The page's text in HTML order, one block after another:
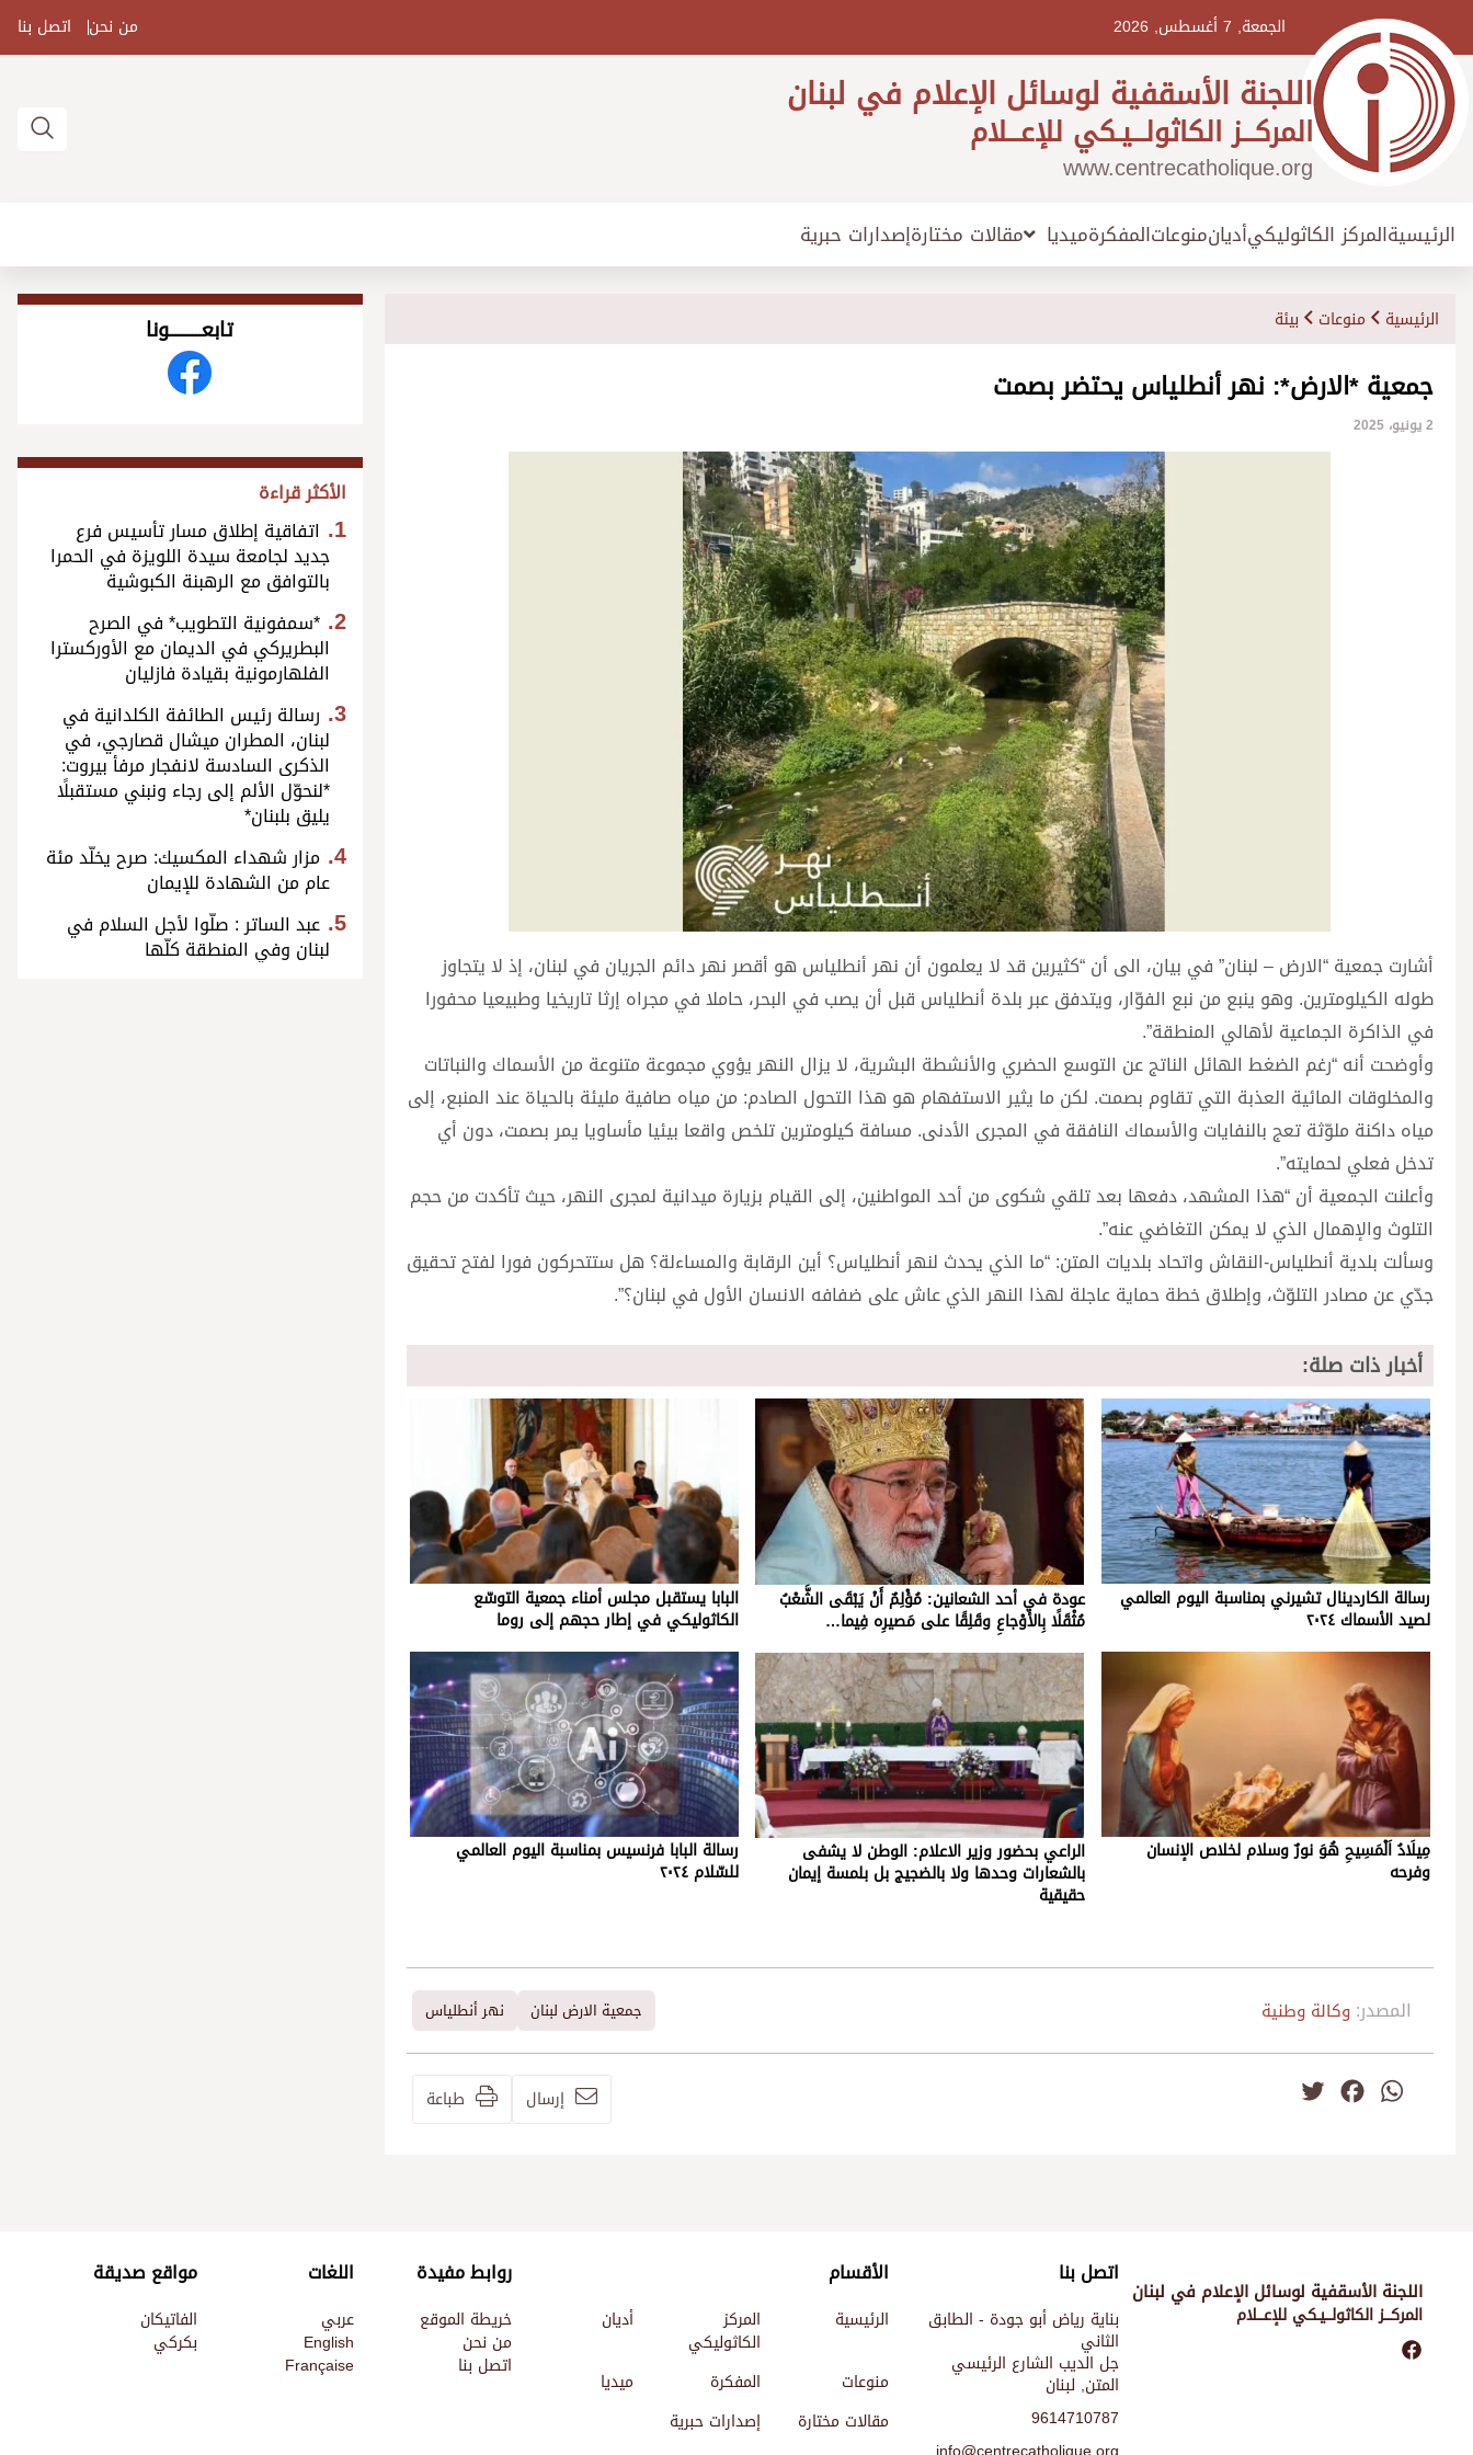
الجمعة, 7 أغسطس, 2026 من نحن اتصل بنا
اللجنة الأسقفية لوسائل الإعلام في لبنان
المركـــز الكاثولـــيـكي للإعـــلام
www.centrecatholique.org
الرئيسيةالمركز الكاثوليكيأديانمنوعاتالمفكرةميديا مقالات مختارةإصدارات حبرية
الرئيسية منوعات بيئة
جمعية *الارض*: نهر أنطلياس يحتضر بصمت
2 يونيو، 2025
أشارت جمعية “الارض – لبنان” في بيان، الى أن “كثيرين قد لا يعلمون أن نهر أنطلياس هو أقصر نهر دائم الجريان في لبنان، إذ لا يتجاوز
طوله الكيلومترين. وهو ينبع من نبع الفوّار، ويتدفق عبر بلدة أنطلياس قبل أن يصب في البحر، حاملا في مجراه إرثا تاريخيا وطبيعيا محفورا
في الذاكرة الجماعية لأهالي المنطقة”.
وأوضحت أنه “رغم الضغط الهائل الناتج عن التوسع الحضري والأنشطة البشرية، لا يزال النهر يؤوي مجموعة متنوعة من الأسماك والنباتات
والمخلوقات المائية العذبة التي تقاوم بصمت. لكن ما يثير الاستفهام هو هذا التحول الصادم: من مياه صافية مليئة بالحياة عند المنبع، إلى
مياه داكنة ملوّثة تعج بالنفايات والأسماك النافقة في المجرى الأدنى. مسافة كيلومترين تلخص واقعا بيئيا مأساويا يمر بصمت، دون أي
تدخل فعلي لحمايته”.
وأعلنت الجمعية أن “هذا المشهد، دفعها بعد تلقي شكوى من أحد المواطنين، إلى القيام بزيارة ميدانية لمجرى النهر، حيث تأكدت من حجم
التلوث والإهمال الذي لا يمكن التغاضي عنه”.
وسألت بلدية أنطلياس-النقاش واتحاد بلديات المتن: “ما الذي يحدث لنهر أنطلياس؟ أين الرقابة والمساءلة؟ هل ستتحركون فورا لفتح تحقيق
جدّي عن مصادر التلوّث، وإطلاق خطة حماية عاجلة لهذا النهر الذي عاش على ضفافه الانسان الأول في لبنان؟”.
أخبار ذات صلة:
رسالة الكاردينال تشيرني بمناسبة اليوم العالمي
لصيد الأسماك ٢٠٢٤
مِيلَادُ اَلْمَسِيحِ هُوَ نورٌ وسلام لخلاص الإنسان
وفرحه
عودة في أحد الشعانين: مُؤْلِمٌ أَنْ يَبْقَى الشَّعْبُ
مُثْقَلًا بِالأَوْجاعِ وقَلِقًا على مَصيرِه فِيما…
الراعي بحضور وزير الاعلام: الوطن لا يشفى
بالشعارات وحدها ولا بالضجيج بل بلمسة إيمان
حقيقية
البابا يستقبل مجلس أمناء جمعية التوسّع
الكاثوليكي في إطار حجهم إلى روما
رسالة البابا فرنسيس بمناسبة اليوم العالمي
للسّلام ٢٠٢٤
المصدر: وكالة وطنية جمعية الارض لبنان نهر أنطلياس
WhatsApp
Facebook إرسال طباعة
تابعــــــــــونا
الأكثر قراءة
اتفاقية إطلاق مسار تأسيس فرع
جديد لجامعة سيدة اللويزة في الحمرا
بالتوافق مع الرهبنة الكبوشية
*سمفونية التطويب* في الصرح
البطريركي في الديمان مع الأوركسترا
الفلهارمونية بقيادة فازليان
رسالة رئيس الطائفة الكلدانية في
لبنان، المطران ميشال قصارجي، في
الذكرى السادسة لانفجار مرفأ بيروت:
*لنحوّل الألم إلى رجاء ونبني مستقبلًا
يليق بلبنان*
مزار شهداء المكسيك: صرح يخلّد مئة
عام من الشهادة للإيمان
عبد الساتر : صلّوا لأجل السلام في
لبنان وفي المنطقة كلّها
اللجنة الأسقفية لوسائل الإعلام في لبنان
المركـــز الكاثولـــيـكي للإعـــلام
اتصل بنا
بناية رياض أبو جودة - الطابق
الثاني
جل الديب الشارع الرئيسي
المتن, لبنان
9614710787
الأقسام
الرئيسية المركز
الكاثوليكي
أديان
منوعات المفكرة
ميديا
مقالات مختارة
إصدارات حبرية
روابط مفيدة
خريطة الموقع
من نحن
اتصل بنا
اللغات
عربي
English
Française
مواقع صديقة
الفاتيكان
بكركي